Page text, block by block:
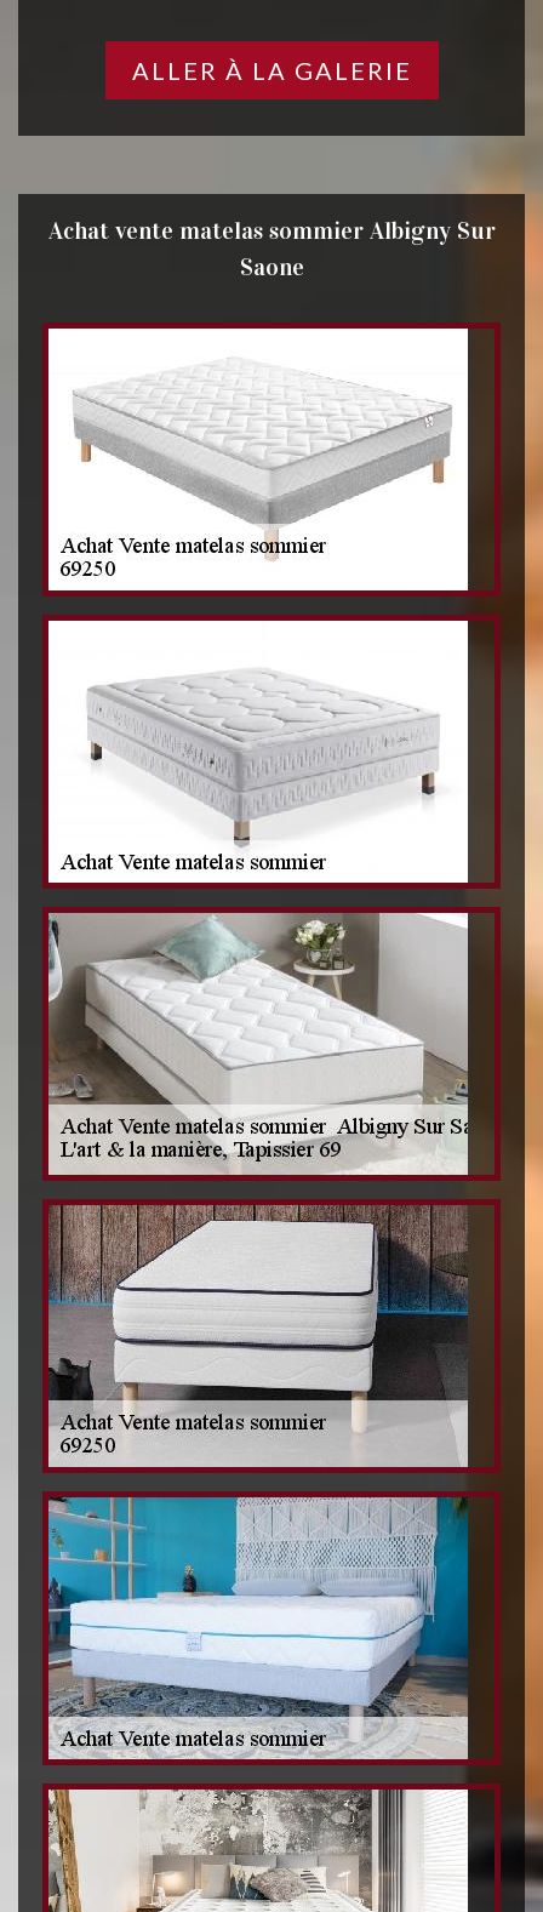
ALLER À LA GALERIE
Achat vente matelas sommier Albigny Sur
Saone